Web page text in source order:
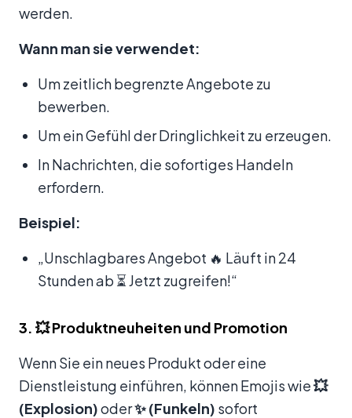
werden.
Wann man sie verwendet:
Um zeitlich begrenzte Angebote zu
bewerben.
Um ein Gefühl der Dringlichkeit zu erzeugen.
In Nachrichten, die sofortiges Handeln
erfordern.
Beispiel:
„Unschlagbares Angebot 🔥 Läuft in 24
Stunden ab ⏳ Jetzt zugreifen!“
3. 💥 Produktneuheiten und Promotion
Wenn Sie ein neues Produkt oder eine
Dienstleistung einführen, können Emojis wie💥
(Explosion)oder✨ (Funkeln) sofort